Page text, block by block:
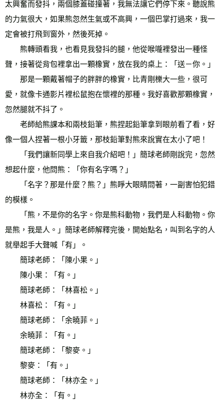
太興奮而發抖，兩個膝蓋碰撞著，我無法讓它們停下來。聽說熊
的力氣很大，如果熊忽然生氣或不高興，一個巴掌打過來，我一
定會被打飛到窗外，然後死掉。
熊轉頭看我，也看見我發抖的腿，他從喉嚨裡發出一種怪
聲，接著從背包裡拿出一顆橡實，放在我的桌上：「送－你。」
那是一顆戴著帽子的胖胖的橡實，比青剛櫟大一些，很可
愛，就像卡通影片裡松鼠抱在懷裡的那種。我好喜歡那顆橡實，
忽然腿就不抖了。
老師給熊課本和兩枝鉛筆，熊捏起鉛筆拿到眼前看了看，好
像一個人捏著一根小牙籤，那枝鉛筆對熊來說實在太小了吧！
「我們讓新同學上來自我介紹吧！」簡球老師剛說完，忽然
想起什麼，他問熊：「你有名字嗎？」
「名字？那是什麼？熊？」熊睜大眼睛問著，一副害怕犯錯
的模樣。
「熊，不是你的名字。你是熊科動物，我們是人科動物。你
是熊，我是人。」簡球老師解釋完後，開始點名，叫到名字的人
就舉起手大聲喊「有」。
簡球老師：「陳小果。」
陳小果：「有。」
簡球老師：「林喜松。」
林喜松：「有。」
簡球老師：「余曉菲。」
余曉菲：「有。」
簡球老師：「黎麥。」
黎麥：「有。」
簡球老師：「林亦全。」
林亦全：「有。」